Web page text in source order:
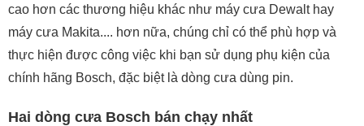
cao hơn các thương hiệu khác như máy cưa Dewalt hay
máy cưa Makita.... hơn nữa, chúng chỉ có thể phù hợp và
thực hiện được công việc khi bạn sử dụng phụ kiện của
chính hãng Bosch, đặc biệt là dòng cưa dùng pin.
Hai dòng cưa Bosch bán chạy nhất